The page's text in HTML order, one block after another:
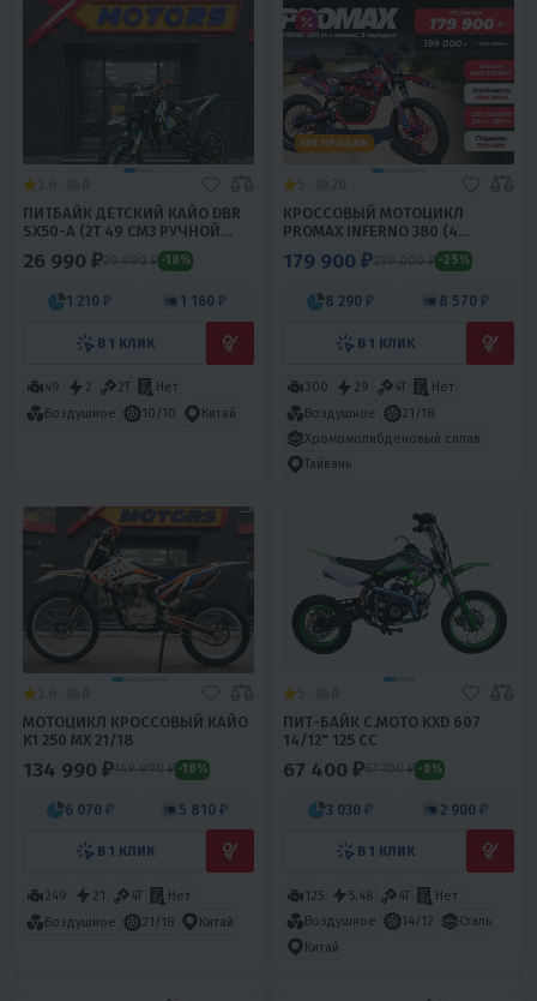
ПИТБАЙК ДЕТСКИЙ КАЙО DBR
SX50-A (2T 49 СМ3 РУЧНОЙ
СТАРТЕР 2022 Г.)
26 990 ₽29 990 ₽ -10%
1 210 ₽ 1 160 ₽
В 1 КЛИК
49 2 2Т
Нет
Воздушное
10/10 Китай
ХИТ ПРОДАЖ
КРОССОВЫЙ МОТОЦИКЛ
PROMAX INFERNO 380 (4
VALVES, 5 GEARS)
179 900 ₽239 000 ₽ -25%
8 290 ₽ 8 570 ₽
В 1 КЛИК
300 29 4T
Нет
Воздушное
21/18
Хромомолибденовый сплав
Тайвань
МОТОЦИКЛ КРОССОВЫЙ КАЙО
K1 250 MX 21/18
134 990 ₽149 990 ₽ -10%
6 070 ₽ 5 810 ₽
В 1 КЛИК
249 21 4T
Нет
Воздушное
21/18 Китай
ПИТ-БАЙК С.МОТО KXD 607
14/12" 125 CC
67 400 ₽67 700 ₽ -0%
3 030 ₽ 2 900 ₽
В 1 КЛИК
125 5.48 4T
Нет
Воздушное
14/12
Сталь
Китай